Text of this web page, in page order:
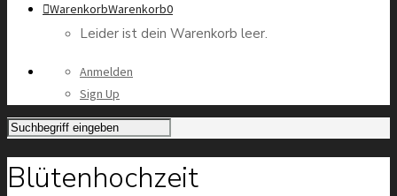
WarenkorbWarenkorb0
Leider ist dein Warenkorb leer.
Anmelden
Sign Up
Blütenhochzeit